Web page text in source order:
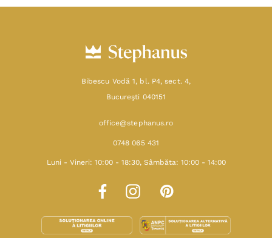
Bibescu Vodă 1, bl. P4, sect. 4,
Bucureşti 040151
office@stephanus.ro
0748 065 431
Luni - Vineri: 10:00 - 18:30, Sâmbăta: 10:00 - 14:00